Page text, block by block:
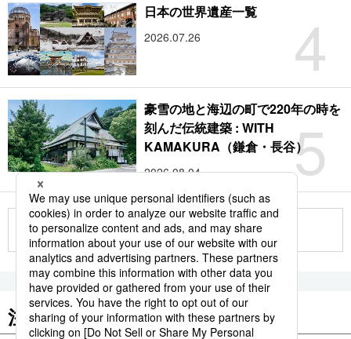
4
日本の世界遺産一覧
2026.07.26
5
豪雪の地と海辺の町で220年の時を
刻んだ伝統建築 : WITH
KAMAKURA（鎌倉・長谷）
2026.08.04
もっと見る
注目のキーワード